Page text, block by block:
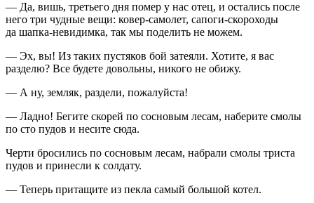
— Да, вишь, третьего дня помер у нас отец, и остались после
него три чудные вещи: ковер-самолет, сапоги-скороходы
да шапка-невидимка, так мы поделить не можем.
— Эх, вы! Из таких пустяков бой затеяли. Хотите, я вас
разделю? Все будете довольны, никого не обижу.
— А ну, земляк, раздели, пожалуйста!
— Ладно! Бегите скорей по сосновым лесам, наберите смолы
по сто пудов и несите сюда.
Черти бросились по сосновым лесам, набрали смолы триста
пудов и принесли к солдату.
— Теперь притащите из пекла самый большой котел.